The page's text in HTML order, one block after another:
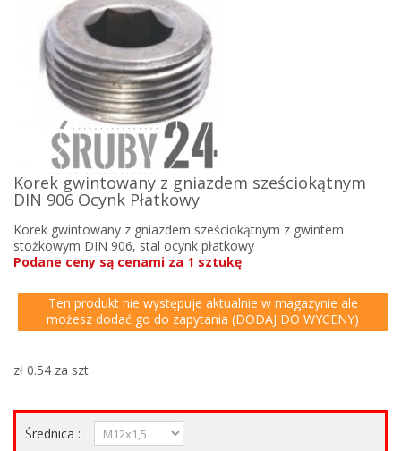
Korek gwintowany z gniazdem sześciokątnym
DIN 906 Ocynk Płatkowy
Korek gwintowany z gniazdem sześciokątnym z gwintem
stożkowym DIN 906, stal ocynk płatkowy
Podane ceny są cenami za 1 sztukę
Ten produkt nie występuje aktualnie w magazynie ale
możesz dodać go do zapytania (DODAJ DO WYCENY)
zł 0.54 za szt.
Średnica :